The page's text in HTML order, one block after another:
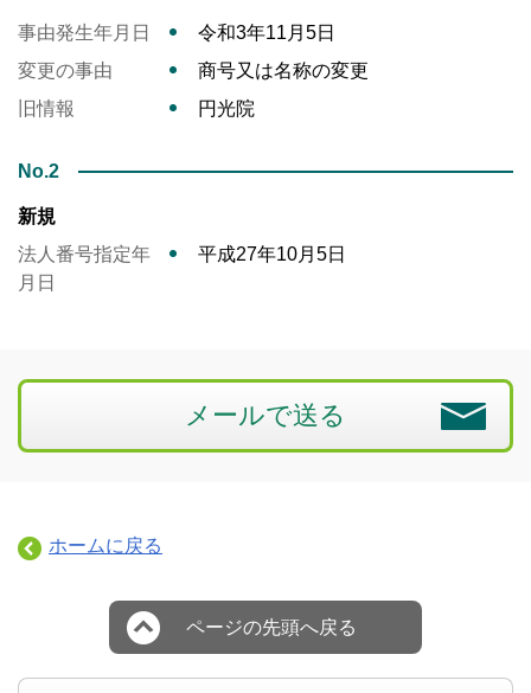
事由発生年月日
令和3年11月5日
変更の事由
商号又は名称の変更
旧情報
円光院
No.2
新規
法人番号指定年
月日
平成27年10月5日
メールで送る
ホームに戻る
ページの先頭へ戻る